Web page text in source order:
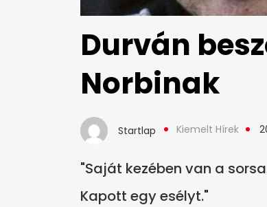
Durván
Norbinak
Startlap Kiemelt Hírek
"Saját kezében van a
Kapott egy esélyt."